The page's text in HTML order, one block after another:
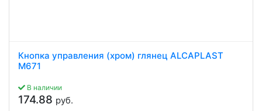
Кнопка управления (хром) глянец ALCAPLAST
M671
В наличии
174.88 руб.